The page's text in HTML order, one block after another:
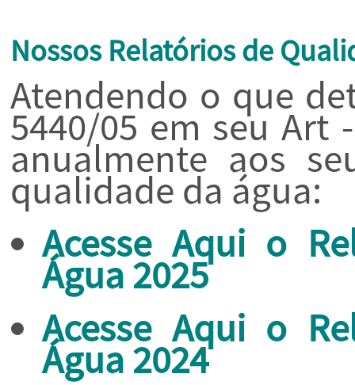
Nossos Relatórios de
Atendendo o que
5440/05 em seu Art
anualmente aos
qualidade da água:
Acesse Aqui o
Água 2025
Acesse Aqui o
Água 2024